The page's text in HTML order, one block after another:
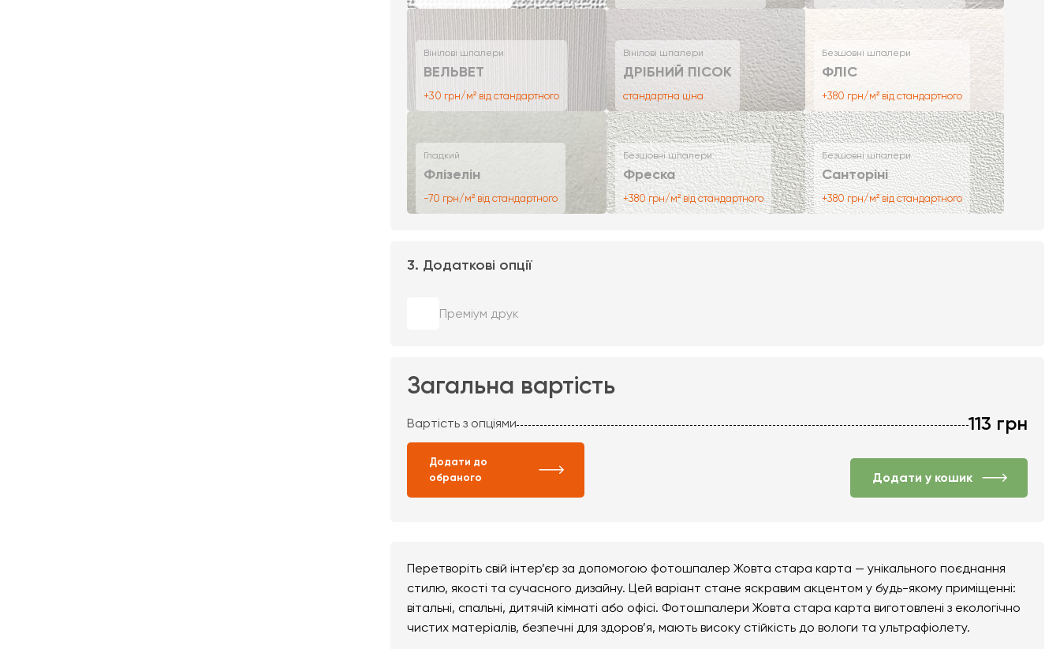
Вінілові шпалери
ВЕЛЬВЕТ
+30 грн/м² від стандартного
Вінілові шпалери
ДРІБНИЙ ПІСОК
стандартна ціна
Безшовні шпалери
ФЛІС
+380 грн/м² від стандартного
Гладкий
Флізелін
-70 грн/м² від стандартного
Безшовні шпалери
Фреска
+380 грн/м² від стандартного
Безшовні шпалери
Санторіні
+380 грн/м² від стандартного
3. Додаткові опції
Преміум друк
Загальна вартість
Вартість з опціями 113 грн
Додати до
обраного
Додати у кошик
Перетворіть свій інтер’єр за допомогою фотошпалер Жовта стара карта — унікального поєднання
стилю, якості та сучасного дизайну. Цей варіант стане яскравим акцентом у будь-якому приміщенні:
вітальні, спальні, дитячій кімнаті або офісі. Фотошпалери Жовта стара карта виготовлені з екологічно
чистих матеріалів, безпечні для здоров’я, мають високу стійкість до вологи та ультрафіолету.